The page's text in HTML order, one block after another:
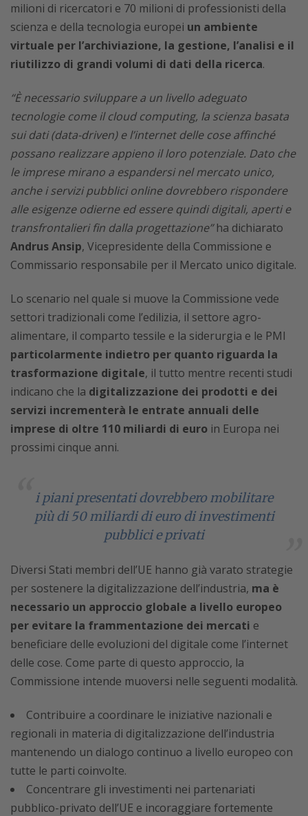
milioni di ricercatori e 70 milioni di professionisti della
scienza e della tecnologia europei un ambiente
virtuale per l’archiviazione, la gestione, l’analisi e il
riutilizzo di grandi volumi di dati della ricerca.
“È necessario sviluppare a un livello adeguato
tecnologie come il cloud computing, la scienza basata
sui dati (data-driven) e l’internet delle cose affinché
possano realizzare appieno il loro potenziale. Dato che
le imprese mirano a espandersi nel mercato unico,
anche i servizi pubblici online dovrebbero rispondere
alle esigenze odierne ed essere quindi digitali, aperti e
transfrontalieri fin dalla progettazione”ha dichiarato
Andrus Ansip, Vicepresidente della Commissione e
Commissario responsabile per il Mercato unico digitale.
Lo scenario nel quale si muove la Commissione vede
settori tradizionali come l’edilizia, il settore agro-
alimentare, il comparto tessile e la siderurgia e le PMI
particolarmente indietro per quanto riguarda la
trasformazione digitale, il tutto mentre recenti studi
indicano che la digitalizzazione dei prodotti e dei
servizi incrementerà le entrate annuali delle
imprese di oltre 110 miliardi di euro in Europa nei
prossimi cinque anni.
i piani presentati dovrebbero mobilitare
più di 50 miliardi di euro di investimenti
pubblici e privati
Diversi Stati membri dell’UE hanno già varato strategie
per sostenere la digitalizzazione dell’industria, ma è
necessario un approccio globale a livello europeo
per evitare la frammentazione dei mercati e
beneficiare delle evoluzioni del digitale come l’internet
delle cose. Come parte di questo approccio, la
Commissione intende muoversi nelle seguenti modalità.
Contribuire a coordinare le iniziative nazionali e
regionali in materia di digitalizzazione dell’industria
mantenendo un dialogo continuo a livello europeo con
tutte le parti coinvolte.
Concentrare gli investimenti nei partenariati
pubblico-privato dell’UE e incoraggiare fortemente